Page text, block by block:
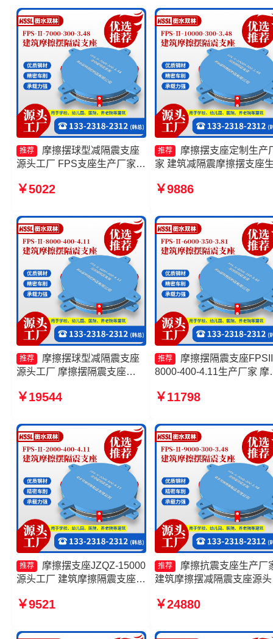
推荐
摩擦摆球型减隔震支座
源头工厂 FPS支座生产厂家
400-4.11源头工厂 建筑摩擦摆
￥5022
推荐
摩擦摆支座定制生产
家 建筑减隔震摩擦摆支座
10000-300-3.48厂家
工厂
￥9886
推荐
摩擦摆球型减隔震支座
源头工厂 摩擦摆隔震支座
擦摆隔震支座FPSII-4000-
隔震支座源头工厂
￥19544
推荐
摩擦摆隔震支座
8000-400-4.11生产厂家 摩
厂 摩擦摆建筑隔震支座源
Ⅱ-2000-400-3.81源头工厂
￥11798
推荐
摩擦摆支座JZQZ-15000
源头工厂 建筑摩擦隔震支座生
支座源头工厂 摩擦摆隔震支座
￥9521
推荐
摩擦抗震支座生产厂
建筑摩擦摆减隔震支座源
一套源头工厂 摩擦摆隔震
厂
￥24880